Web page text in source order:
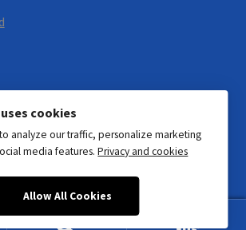
2026
Erstellt mit WooCommerce
cookies
analyze our traffic, personalize marketing
media features.Privacy and cookies
Allow All Cookies